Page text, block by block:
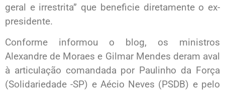
geral e irrestrita” que beneficie diretamente o ex-
presidente.
Conforme informou o blog, os ministros
Alexandre de Moraes e Gilmar Mendes deram aval
à articulação comandada por Paulinho da Força
(Solidariedade -SP) e Aécio Neves (PSDB) e pelo